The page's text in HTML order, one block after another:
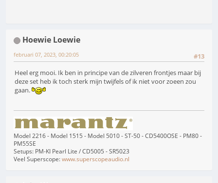
Hoewie Loewie
#13
februari 07, 2023, 00:20:05
Heel erg mooi. Ik ben in principe van de zilveren frontjes maar bij
deze set heb ik toch sterk mijn twijfels of ik niet voor zoeen zou
gaan.
Model 2216 - Model 1515 - Model 5010 - ST-50 - CD5400OSE - PM80 -
PM55SE
Setups: PM-KI Pearl Lite / CD5005 - SR5023
Veel Superscope:www.superscopeaudio.nl